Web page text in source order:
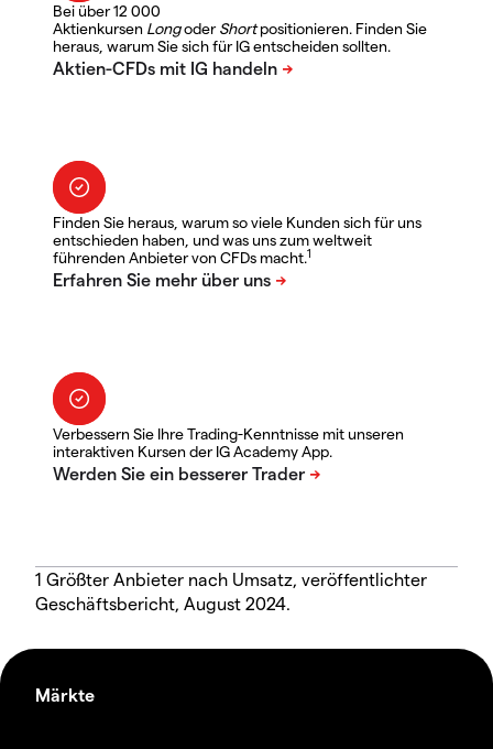
Bei über 12 000
Aktienkursen LongoderShortpositionieren. Finden Sie
heraus, warum Sie sich für IG entscheiden sollten.
Finden Sie heraus, warum so viele Kunden sich für uns
entschieden haben, und was uns zum weltweit
führenden Anbieter von CFDs macht.1
Verbessern Sie Ihre Trading-Kenntnisse mit unseren
interaktiven Kursen der IG Academy App.
1 Größter Anbieter nach Umsatz, veröffentlichter
Geschäftsbericht, August 2024.
Märkte